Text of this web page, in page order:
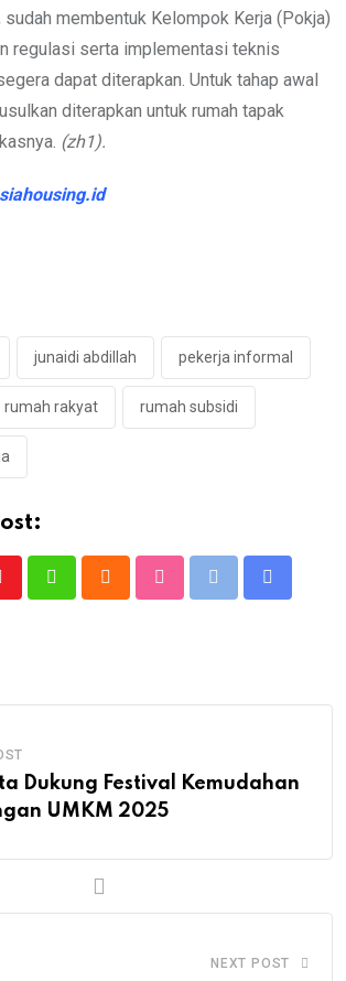
sudah membentuk Kelompok Kerja (Pokja)
regulasi serta implementasi teknis
dapat diterapkan. Untuk tahap awal
diterapkan untuk rumah tapak
(zh1).
junaidi abdillah pekerja informal
rumah rakyat rumah subsidi
Dukung Festival Kemudahan
UMKM 2025
NEXT POST